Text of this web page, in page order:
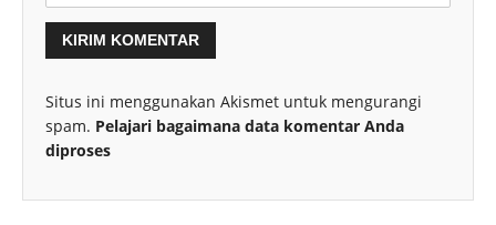
Situs ini menggunakan Akismet untuk mengurangi
spam. Pelajari bagaimana data komentar Anda
diproses